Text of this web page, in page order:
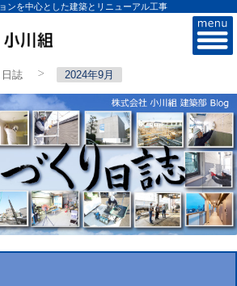
ンを中心とした建築とリニューアル工事
誌 2024年9月